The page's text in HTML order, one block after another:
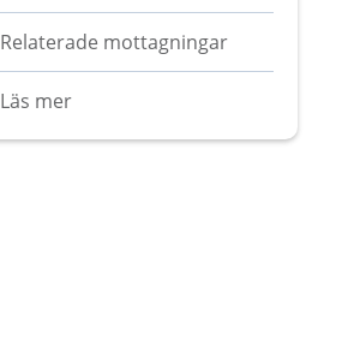
Relaterade mottagningar
Läs mer